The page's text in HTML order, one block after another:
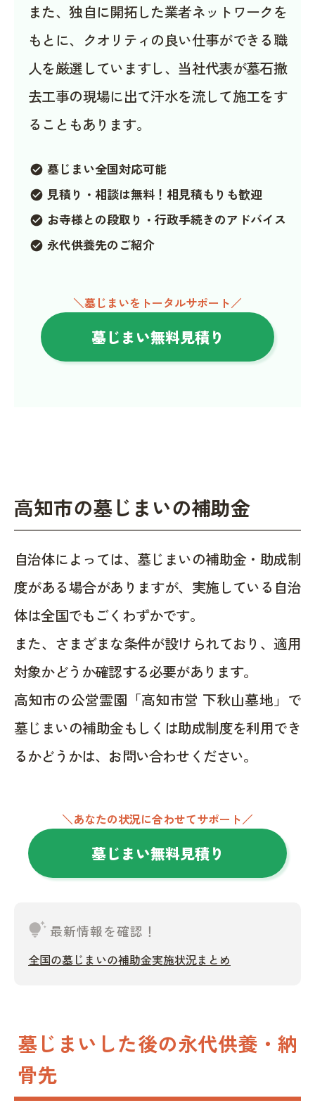
また、独自に開拓した業者ネットワークを
もとに、クオリティの良い仕事ができる職
人を厳選していますし、当社代表が墓石撤
去工事の現場に出て汗水を流して施工をす
ることもあります。
check_circle 墓じまい全国対応可能
check_circle 見積り・相談は無料！相見積もりも歓迎
check_circle お寺様との段取り・行政手続きのアドバイス
check_circle 永代供養先のご紹介
＼墓じまいをトータルサポート／
墓じまい無料見積り
高知市の墓じまいの補助金
自治体によっては、墓じまいの補助金・助成制
度がある場合がありますが、実施している自治
体は全国でもごくわずかです。
また、さまざまな条件が設けられており、適用
対象かどうか確認する必要があります。
高知市の公営霊園「高知市営 下秋山墓地」で
墓じまいの補助金もしくは助成制度を利用でき
るかどうかは、お問い合わせください。
＼あなたの状況に合わせてサポート／
墓じまい無料見積り
tips_and_updates 最新情報を確認！
全国の墓じまいの補助金実施状況まとめ
墓じまいした後の永代供養・納
骨先